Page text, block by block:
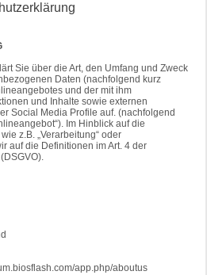
Sie über die Art, den Umfang und Zweck
Daten (nachfolgend kurz
und der mit ihm
und Inhalte sowie externen
Social Media Profile auf. (nachfolgend
Im Hinblick auf die
z.B. „Verarbeitung“ oder
auf die Definitionen im Art. 4 der
app.php/aboutus